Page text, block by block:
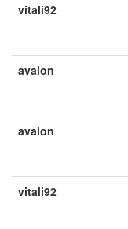
vitali92
avalon
avalon
vitali92